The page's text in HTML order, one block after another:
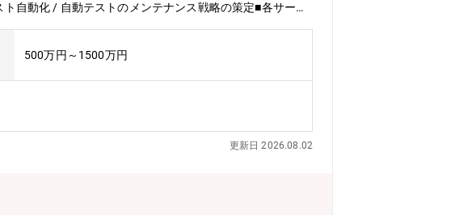
自動化 / 自動テストのメンテナンス戦略の策定■各サービ
製薬企業のプロモーション支援サービス MR君■国内
総合サービス デジカルスマート診療■コンシューマ向けの
理: Testrail■言語: Ruby / Python / JavaScript / TypeScript
ラ: オンプレミス / AWS / GCP■自動テストツール: Seleniu
QA担当と協調し、担当サービスのテスト自動化を推進
内で負債解消デーやGameDay、勉強会、開発定例を組む
のテスト自動化経験■テスト自動化の基盤構築・運用経験■
500万円～1500万円
更新日 2026.08.02